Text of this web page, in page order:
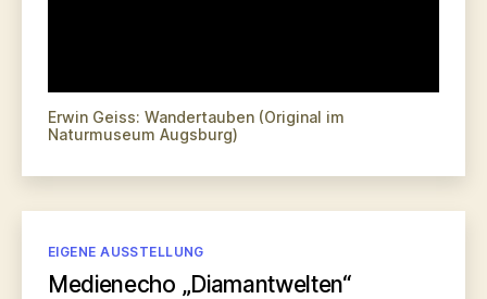
Erwin Geiss: Wandertauben (Original im
Naturmuseum Augsburg)
Kategorien
EIGENE AUSSTELLUNG
Medienecho „Diamantwelten“